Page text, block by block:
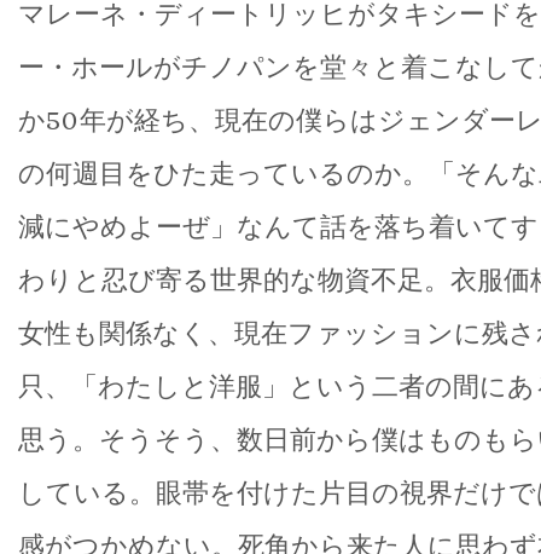
マレーネ・ディートリッヒがタキシード
ー・ホールがチノパンを堂々と着こなし
か50年が経ち、現在の僕らはジェンダー
の何週目をひた走っているのか。「そん
減にやめよーぜ」なんて話を落ち着いて
わりと忍び寄る世界的な物資不足。衣服
女性も関係なく、現在ファッションに残
只、「わたしと洋服」という二者の間に
思う。そうそう、数日前から僕はものも
している。眼帯を付けた片目の視界だけ
感がつかめない。死角から来た人に思わ